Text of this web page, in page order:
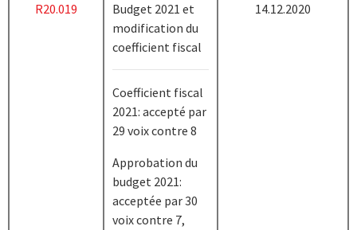
R20.019
Budget 2021 et
modification du
coefficient fiscal
Coefficient fiscal
2021: accepté par
29 voix contre 8
Approbation du
budget 2021:
acceptée par 30
voix contre 7,
14.12.2020